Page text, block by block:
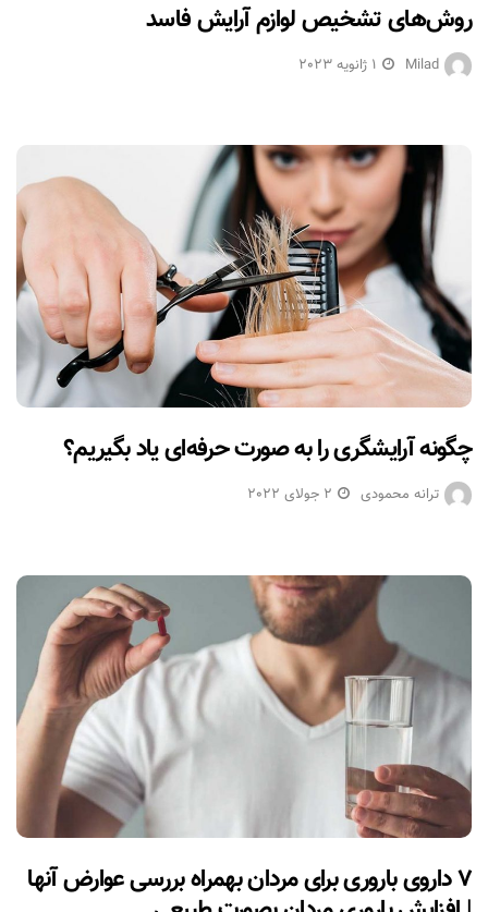
روش‌های تشخیص لوازم آرایش فاسد
Milad 1 ژانویه 2023
چگونه آرایشگری را به صورت حرفه‌ای یاد بگیریم؟
ترانه محمودی 2 جولای 2022
۷ داروی باروری برای مردان بهمراه بررسی عوارض آنها